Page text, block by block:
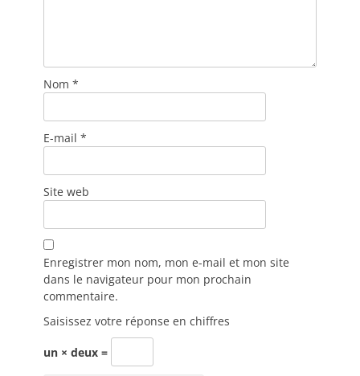
Nom *
E-mail *
Site web
Enregistrer mon nom, mon e-mail et mon site
dans le navigateur pour mon prochain
commentaire.
Saisissez votre réponse en chiffres
un × deux =